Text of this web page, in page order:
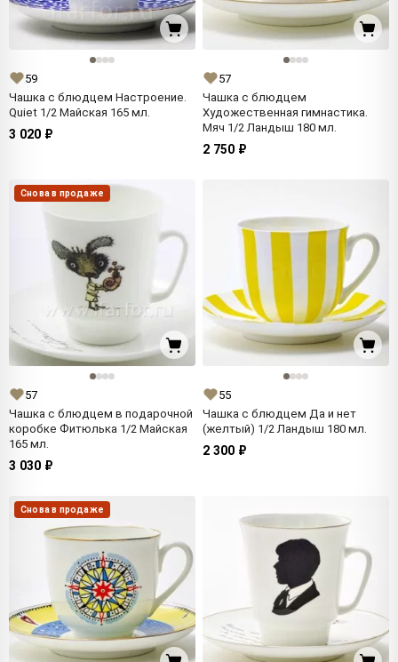
59
Чашка с блюдцем Настроение.
Quiet 1/2 Майская 165 мл.
3 020 ₽
57
Чашка с блюдцем
Художественная гимнастика.
Мяч 1/2 Ландыш 180 мл.
2 750 ₽
Снова в продаже
57
Чашка с блюдцем в подарочной
коробке Фитюлька 1/2 Майская
165 мл.
3 030 ₽
55
Чашка с блюдцем Да и нет
(желтый) 1/2 Ландыш 180 мл.
2 300 ₽
Снова в продаже